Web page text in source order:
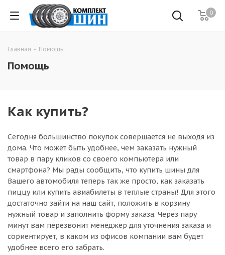
0
Главная - Помощь
Помощь
Как купить?
Сегодня большинство покупок совершается не выходя из
дома. Что может быть удобнее, чем заказать нужный
товар в пару кликов со своего компьютера или
смартфона? Мы рады сообщить, что купить шины для
Вашего автомобиля теперь так же просто, как заказать
пиццу или купить авиабилеты в теплые страны! Для этого
достаточно зайти на наш сайт, положить в корзину
нужный товар и заполнить форму заказа. Через пару
минут вам перезвонит менеджер для уточнения заказа и
сориентирует, в каком из офисов компании вам будет
удобнее всего его забрать.